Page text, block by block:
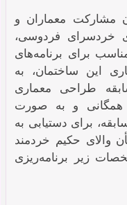
مشارکت معماران و
خردسرای فردوسی،
برای برنامه‌های
این ساختمان،‌ به
طراحی معماری
همگانی و به صورت
برای دستیابی به
والای حکیم خردمند
زیر برنامه‌ریزی